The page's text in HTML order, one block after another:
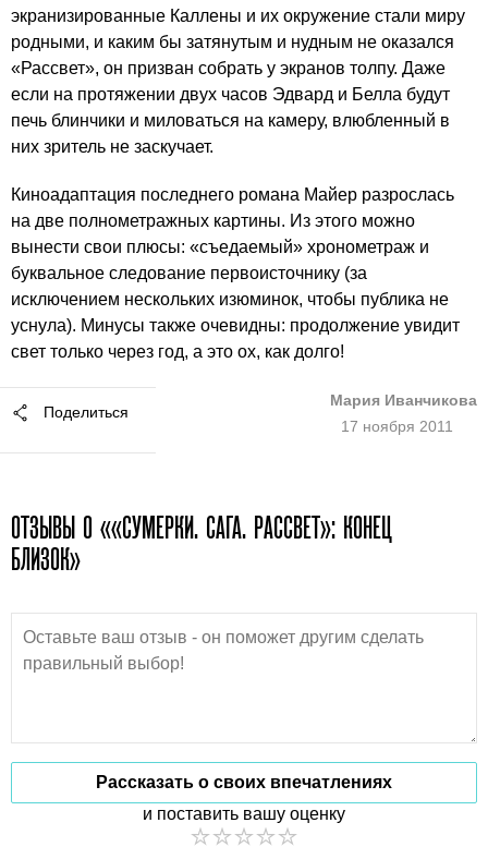
экранизированные Каллены и их окружение стали миру
родными, и каким бы затянутым и нудным не оказался
«Рассвет», он призван собрать у экранов толпу. Даже
если на протяжении двух часов Эдвард и Белла будут
печь блинчики и миловаться на камеру, влюбленный в
них зритель не заскучает.
Киноадаптация последнего романа Майер разрослась
на две полнометражных картины. Из этого можно
вынести свои плюсы: «съедаемый» хронометраж и
буквальное следование первоисточнику (за
исключением нескольких изюминок, чтобы публика не
уснула). Минусы также очевидны: продолжение увидит
свет только через год, а это ох, как долго!
Поделиться
Мария Иванчикова
17 ноября 2011
ОТЗЫВЫ О ««СУМЕРКИ. САГА. РАССВЕТ»: КОНЕЦ
БЛИЗОК»
Рассказать о своих впечатлениях
и поставить вашу оценку